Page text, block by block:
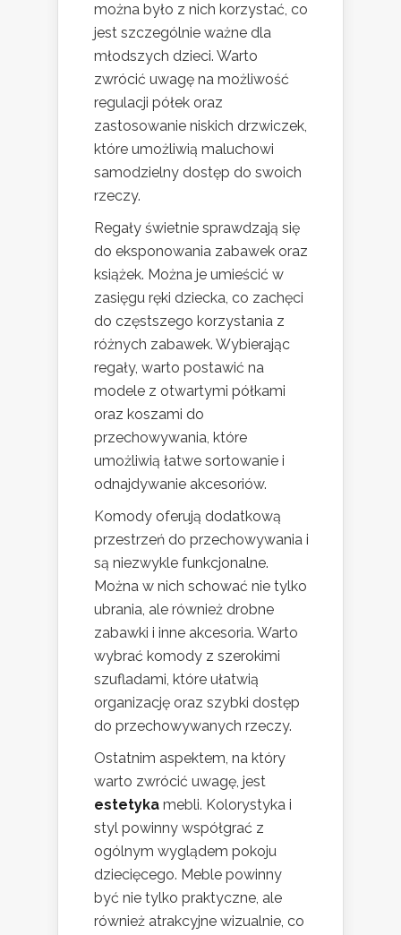
można było z nich korzystać, co
jest szczególnie ważne dla
młodszych dzieci. Warto
zwrócić uwagę na możliwość
regulacji półek oraz
zastosowanie niskich drzwiczek,
które umożliwią maluchowi
samodzielny dostęp do swoich
rzeczy.
Regały świetnie sprawdzają się
do eksponowania zabawek oraz
książek. Można je umieścić w
zasięgu ręki dziecka, co zachęci
do częstszego korzystania z
różnych zabawek. Wybierając
regały, warto postawić na
modele z otwartymi półkami
oraz koszami do
przechowywania, które
umożliwią łatwe sortowanie i
odnajdywanie akcesoriów.
Komody oferują dodatkową
przestrzeń do przechowywania i
są niezwykle funkcjonalne.
Można w nich schować nie tylko
ubrania, ale również drobne
zabawki i inne akcesoria. Warto
wybrać komody z szerokimi
szufladami, które ułatwią
organizację oraz szybki dostęp
do przechowywanych rzeczy.
Ostatnim aspektem, na który
warto zwrócić uwagę, jest
estetyka mebli. Kolorystyka i
styl powinny współgrać z
ogólnym wyglądem pokoju
dziecięcego. Meble powinny
być nie tylko praktyczne, ale
również atrakcyjne wizualnie, co